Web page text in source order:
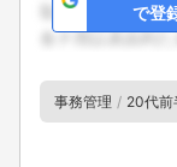
で登
事務管理 20代前